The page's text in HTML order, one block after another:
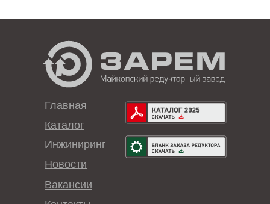
Каталог
Инжиниринг
Главная
Новости
Вакансии